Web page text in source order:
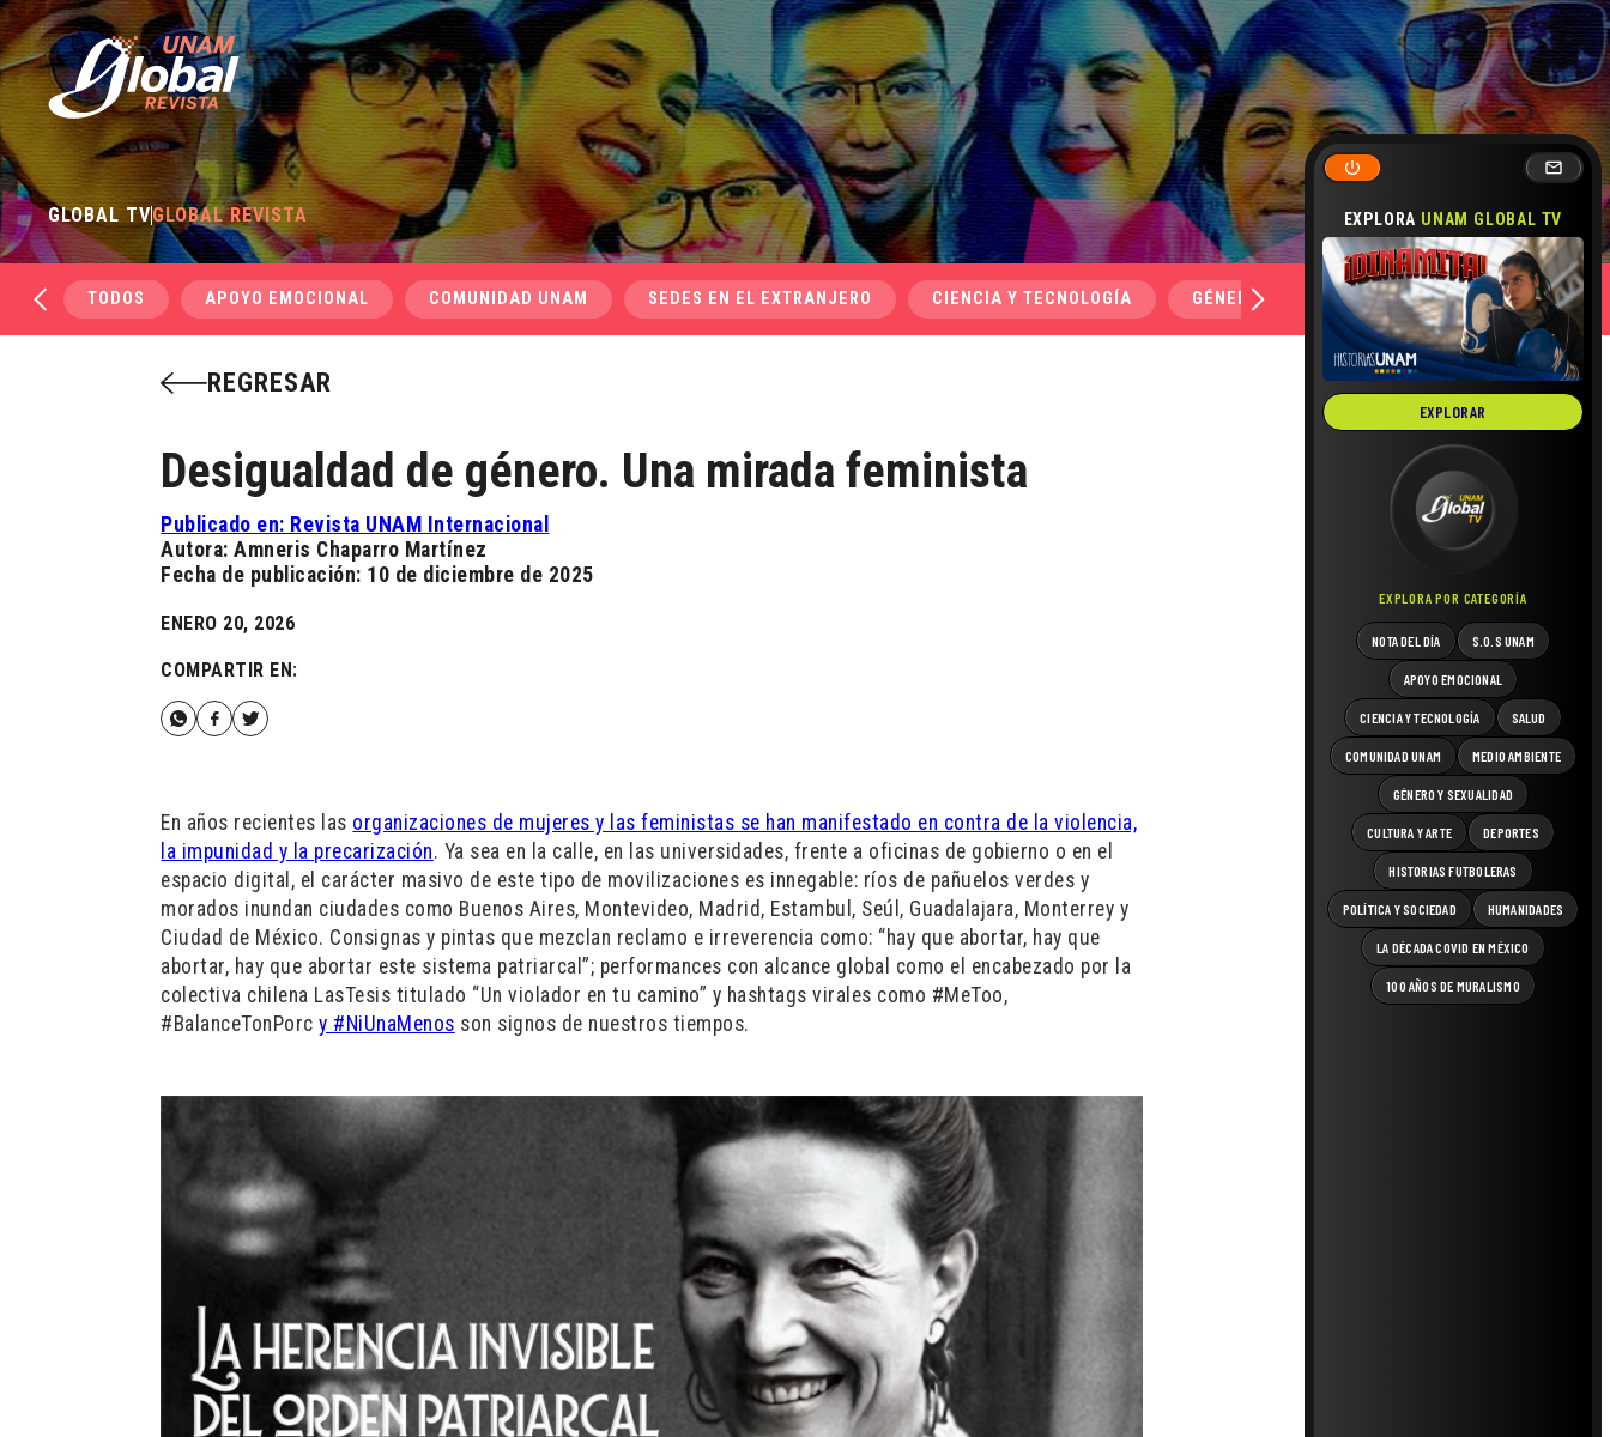
EXPLORA UNAM GLOBAL TV
EXPLORAR
EXPLORA POR CATEGORÍA
NOTA DEL DÍA S.O.S UNAM
APOYO EMOCIONAL
CIENCIA Y TECNOLOGÍA SALUD
COMUNIDAD UNAM MEDIO AMBIENTE
GÉNERO Y SEXUALIDAD
CULTURA Y ARTE DEPORTES
HISTORIAS FUTBOLERAS
POLÍTICA Y SOCIEDAD HUMANIDADES
LA DÉCADA COVID EN MÉXICO
100 AÑOS DE MURALISMO
GLOBAL TVGLOBAL REVISTA
TODOS APOYO EMOCIONAL COMUNIDAD UNAM SEDES EN EL EXTRANJERO CIENCIA Y TECNOLOGÍA GÉNERO Y SEXUALIDAD SALUD
REGRESAR
Desigualdad de género. Una mirada feminista
Publicado en: Revista UNAM Internacional
Autora: Amneris Chaparro Martínez
Fecha de publicación: 10 de diciembre de 2025
ENERO 20, 2026
COMPARTIR EN:
En años recientes las organizaciones de mujeres y las feministas se han manifestado en contra de la violencia,
la impunidad y la precarización. Ya sea en la calle, en las universidades, frente a oficinas de gobierno o en el
espacio digital, el carácter masivo de este tipo de movilizaciones es innegable: ríos de pañuelos verdes y
morados inundan ciudades como Buenos Aires, Montevideo, Madrid, Estambul, Seúl, Guadalajara, Monterrey y
Ciudad de México. Consignas y pintas que mezclan reclamo e irreverencia como: “hay que abortar, hay que
abortar, hay que abortar este sistema patriarcal”; performances con alcance global como el encabezado por la
colectiva chilena LasTesis titulado “Un violador en tu camino” y hashtags virales como #MeToo,
#BalanceTonPorcy #NiUnaMenos son signos de nuestros tiempos.